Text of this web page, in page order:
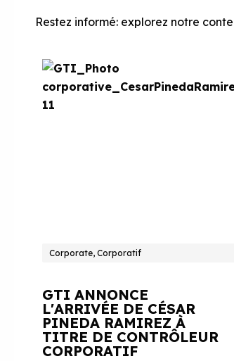
Restez informé: explorez notre
Corporate, Corporatif
GTI ANNONCE
L'ARRIVÉE DE CÉSAR
PINEDA RAMIREZ À
TITRE DE CONTRÔLEUR
CORPORATIF